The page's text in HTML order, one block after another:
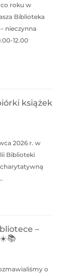
roku w
Biblioteka
nieczynna
12.00
książek
2026 r. w
Biblioteki
–
o